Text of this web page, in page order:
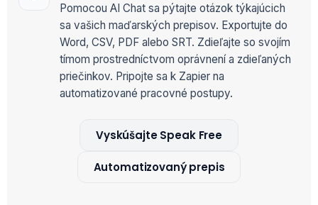
Pomocou AI Chat sa pýtajte otázok týkajúcich
sa vašich maďarských prepisov. Exportujte do
Word, CSV, PDF alebo SRT. Zdieľajte so svojím
tímom prostredníctvom oprávnení a zdieľaných
priečinkov. Pripojte sa k Zapier na
automatizované pracovné postupy.
Vyskúšajte Speak Free
Automatizovaný prepis